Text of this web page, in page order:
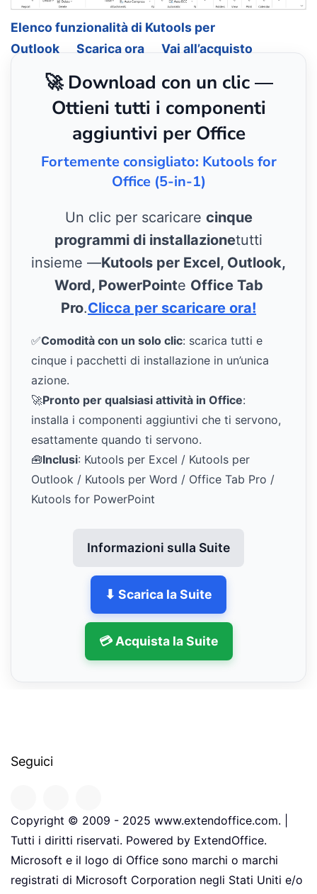
Elenco funzionalità di Kutools per
Outlook
Scarica ora Vai all’acquisto
🚀 Download con un clic —
Ottieni tutti i componenti
aggiuntivi per Office
Fortemente consigliato: Kutools for
Office (5-in-1)
Un clic per scaricare cinque
programmi di installazionetutti
insieme —Kutools per Excel, Outlook,
Word, PowerPointe Office Tab
Pro.Clicca per scaricare ora!
✅Comodità con un solo clic: scarica tutti e
cinque i pacchetti di installazione in un’unica
azione.
🚀Pronto per qualsiasi attività in Office:
installa i componenti aggiuntivi che ti servono,
esattamente quando ti servono.
🧰Inclusi: Kutools per Excel / Kutools per
Outlook / Kutools per Word / Office Tab Pro /
Kutools for PowerPoint
Informazioni sulla Suite
⬇ Scarica la Suite
💳 Acquista la Suite
Seguici
Copyright © 2009 - 2025 www.extendoffice.com. |
Tutti i diritti riservati. Powered by ExtendOffice.
Microsoft e il logo di Office sono marchi o marchi
registrati di Microsoft Corporation negli Stati Uniti e/o